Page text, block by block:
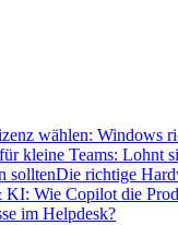
wählen: Windows
kleine Teams: Lohnt
Die richtige
KI: Wie Copilot die
im Helpdesk?